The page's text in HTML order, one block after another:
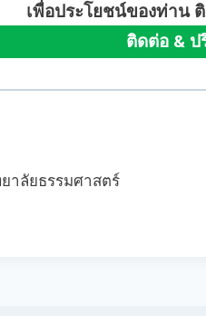
เพื่อประโยชน์ของท่าน
ติดต่อ & ป
าลัยธรรมศาสตร์